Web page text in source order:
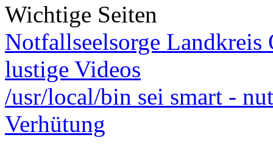
Wichtige Seiten
Notfallseelsorge Landkreis
lustige Videos
/usr/local/bin sei smart -
Verhütung